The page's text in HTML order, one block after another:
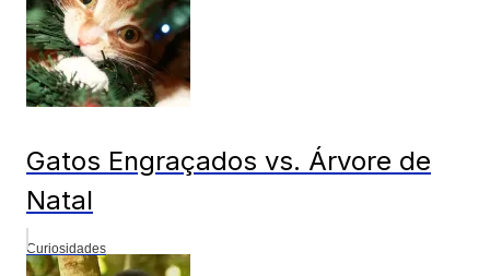
Gatos Engraçados vs. Árvore de
Natal
Curiosidades